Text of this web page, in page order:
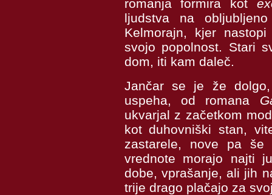
romanja formira kot
ljudstva na
Kelmorajn, kjer
svojo popolnost. Stari
dom, iti kam daleč.
Jančar se je že
uspeha, od romana
ukvarjal z začetkom
kot duhovniški stan,
zastarele, nove pa še
vrednote morajo najti
dobe, vprašanje, ali jih
trije drago plačajo za